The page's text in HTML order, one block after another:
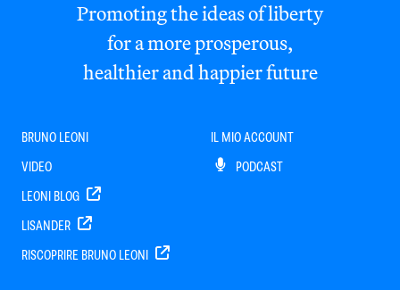
Promoting the ideas of liberty
for a more prosperous,
healthier and happier future
BRUNO LEONI
VIDEO
LEONI BLOG
LISANDER
RISCOPRIRE BRUNO LEONI
IL MIO ACCOUNT
PODCAST